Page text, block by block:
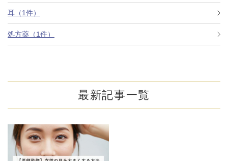
耳（1件）
処方薬（1件）
最新記事一覧